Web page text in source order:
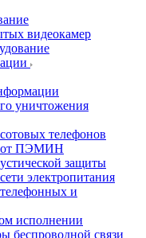
видеокамер
уничтожения
телефонов
от ПЭМИН
защиты
электропитания
и
исполнении
беспроводной связи